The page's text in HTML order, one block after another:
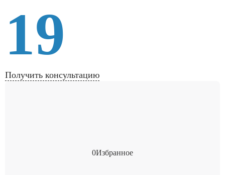
19
Получить консультацию
0Избранное